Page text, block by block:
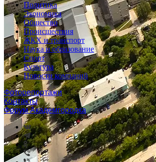
Политика
Экономика
Общество
Происшествия
ЖКХ и транспорт
Наука и образование
Спорт
Культура
Новости компаний
Фоторепортажи
Контакты
Форум Академгородка